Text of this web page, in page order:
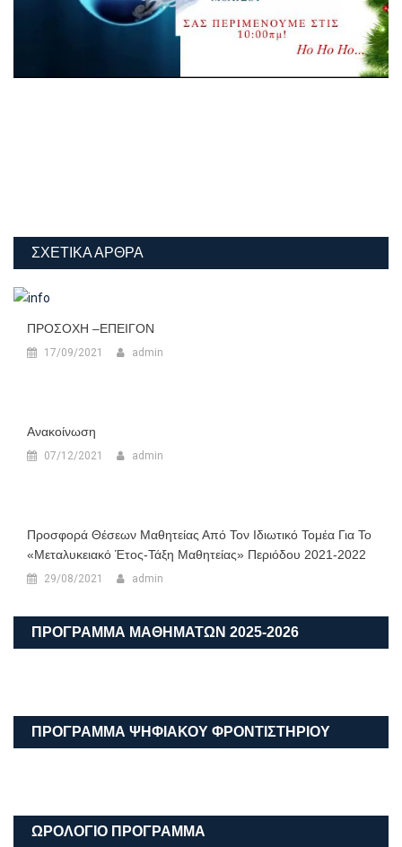
ΣΧΕΤΙΚΆ ΆΡΘΡΑ
ΠΡΟΣΟΧΗ –ΕΠΕΙΓΟΝ
17/09/2021 admin
Ανακοίνωση
07/12/2021 admin
Προσφορά Θέσεων Μαθητείας Από Τον Ιδιωτικό Τομέα Για Το
«Μεταλυκειακό Έτος-Τάξη Μαθητείας» Περιόδου 2021-2022
29/08/2021 admin
ΠΡΟΓΡΑΜΜΑ ΜΑΘΗΜΑΤΩΝ 2025-2026
ΠΡΟΓΡΑΜΜΑ ΨΗΦΙΑΚΟΥ ΦΡΟΝΤΙΣΤΗΡΙΟΥ
ΩΡΟΛΟΓΙΟ ΠΡΟΓΡΑΜΜΑ